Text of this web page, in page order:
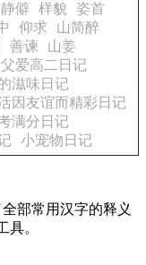
静僻 样貌
姿首
仰求
山简醉
善谏
山姜
父爱高二日记
滋味日记
因友谊而精彩日记
满分日记
小宠物日记
部常用汉字的释义
具。